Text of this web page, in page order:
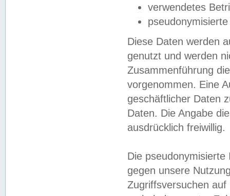
verwendetes
Diese Daten werden
genutzt und werden
Zusammenführung
vorgenommen. Eine
geschäftlicher Daten
Daten. Die Angabe
ausdrücklich freiwillig.
Die
gegen unsere
Zugriffsversuchen